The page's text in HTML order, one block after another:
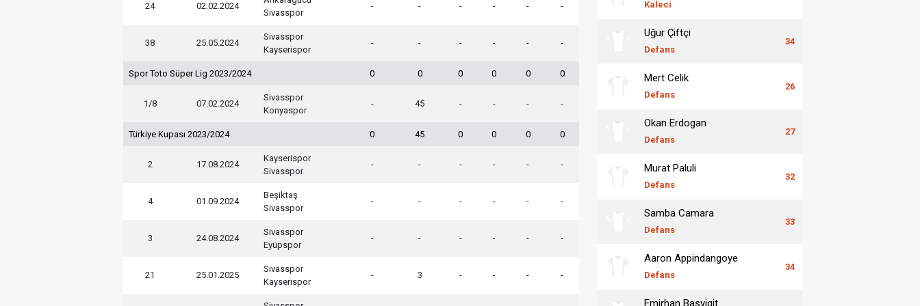
24 02.02.2024
Sivasspor
- - - - - -
38 25.05.2024
Sivasspor
Kayserispor
- - - - - -
Spor Toto Süper Lig 2023/2024 0 0 0 0 0 0
1/8 07.02.2024
Sivasspor
Konyaspor
- 45 - - - -
Türkiye Kupası 2023/2024 0 45 0 0 0 0
2 17.08.2024
Kayserispor
Sivasspor
- - - - - -
4 01.09.2024
Beşiktaş
Sivasspor
- - - - - -
3 24.08.2024
Sivasspor
Eyüpspor
- - - - - -
21 25.01.2025
Sivasspor
Kayserispor
- 3 - - - -
Kaleci
Uğur Çiftçi
Defans
34
Mert Celik
Defans
26
Okan Erdogan
Defans
27
Murat Paluli
Defans
32
Samba Camara
Defans
33
Aaron Appindangoye
Defans
34
Emirhan Basyigit